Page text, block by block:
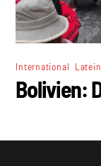
International
Bolivien: